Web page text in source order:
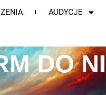
AUDYCJE
DO